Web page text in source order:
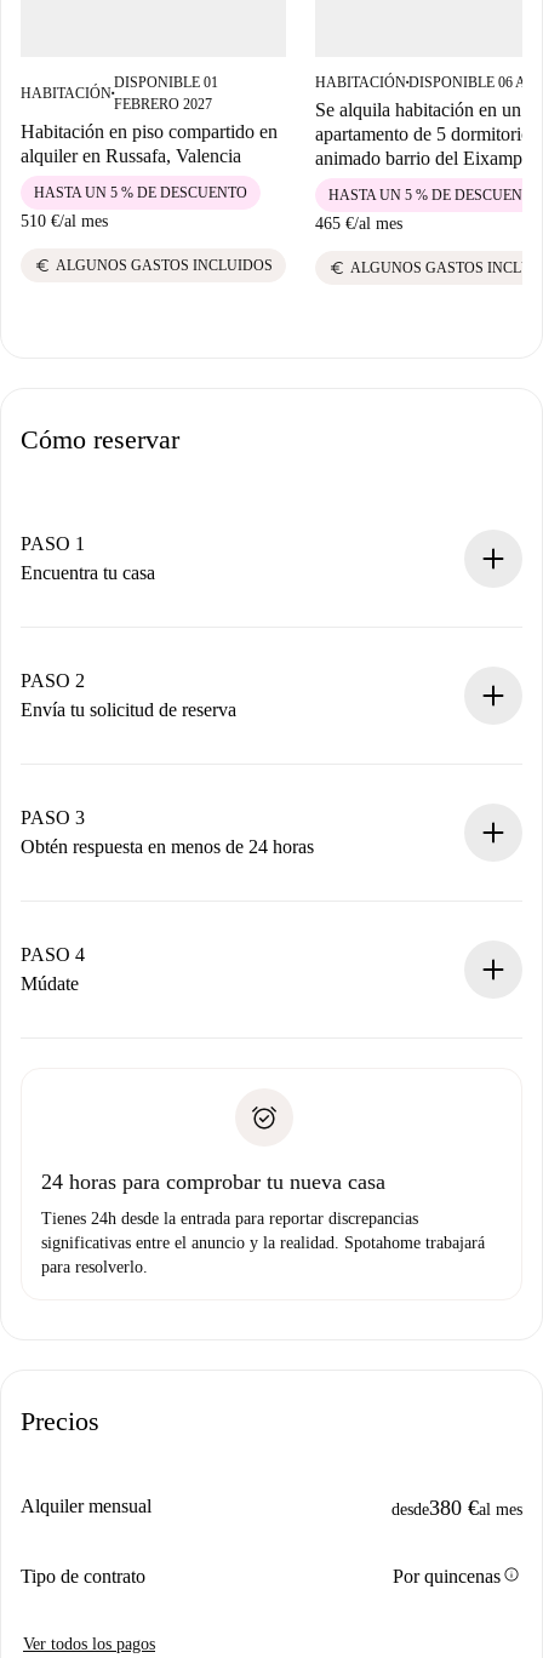
HABITACIÓN■
DISPONIBLE 01
FEBRERO 2027
Habitación en piso compartido en
alquiler en Russafa, Valencia
510 €/al mes
HASTA UN 5 % DE DESCUENTO
euro ALGUNOS GASTOS INCLUIDOS
HABITACIÓN■DISPONIBLE 06
Se alquila habitación en un
apartamento de 5 dormitorios
animado barrio del Eixample.
465 €/al mes
HASTA UN 5 % DE DESCUENTO
euro ALGUNOS GASTOS
Cómo reservar
PASO 1
Encuentra tu casa
Tienes toda la información necesaria por adelantado.
PASO 2
Envía tu solicitud de reserva
propietario acepte.
PASO 3
Obtén respuesta en menos de 24 horas
contacto con el propietario.
Si es rechazada: No te haremos ningún cargo y te
Prueba de solvencia
PASO 4
Múdate
no nos comunicas ningún problema.
24 horas para comprobar tu nueva casa
Tienes 24h desde la entrada para reportar discrepancias
significativas entre el anuncio y la realidad. Spotahome trabajará
para resolverlo.
Precios
Alquiler mensual desde380 €al mes
Tipo de contrato Por quincenasinfo
Ver todos los pagos